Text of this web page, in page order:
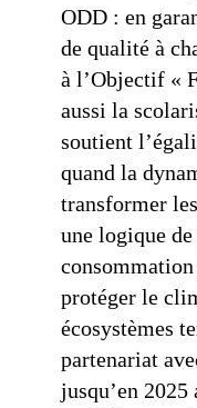
ODD : en
de qualité à
à l’Objectif «
aussi la
soutient
quand la
transformer
une logique
protéger le
écosystèmes
partenariat
jusqu’en 2025